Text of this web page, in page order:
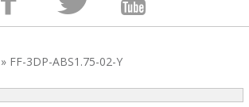
» FF-3DP-ABS1.75-02-Y